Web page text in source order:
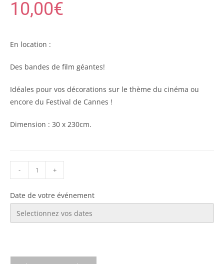
10,00€
En location :
Des bandes de film géantes!
Idéales pour vos décorations sur le thème du cinéma ou
encore du Festival de Cannes !
Dimension : 30 x 230cm.
- +
Date de votre événement